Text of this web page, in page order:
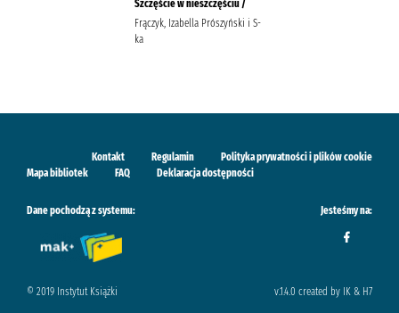
Szczęście w nieszczęściu /
Frączyk, Izabella Prószyński i S-
ka
Kontakt Regulamin
Polityka prywatności i plików cookie
Mapa bibliotek
FAQ Deklaracja dostępności
Dane pochodzą z systemu: Jesteśmy na:
© 2019 Instytut Książki v.1.4.0 created by IK & H7